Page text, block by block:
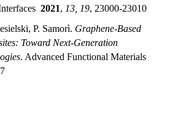
2021, 13, 19, 23000-23010
P. Samorì. Graphene-Based
Toward Next-Generation
. Advanced Functional Materials